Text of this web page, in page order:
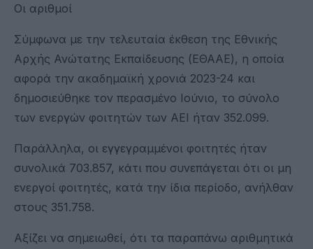
Οι αριθμοί
Σύμφωνα με την τελευταία έκθεση της Εθνικής
Αρχής Ανώτατης Εκπαίδευσης (ΕΘΑΑΕ), η οποία
αφορά την ακαδημαϊκή χρονιά 2023-24 και
δημοσιεύθηκε τον περασμένο Ιούνιο, το σύνολο
των ενεργών φοιτητών των ΑΕΙ ήταν 352.099.
Παράλληλα, οι εγγεγραμμένοι φοιτητές ήταν
συνολικά 703.857, κάτι που συνεπάγεται ότι οι μη
ενεργοί φοιτητές, κατά την ίδια περίοδο, ανήλθαν
στους 351.758.
Αξίζει να σημειωθεί, ότι τα παραπάνω αριθμητικά